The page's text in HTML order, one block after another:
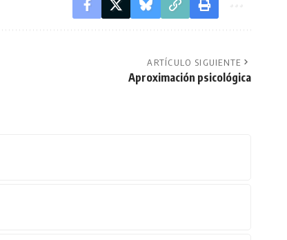
ARTÍCULO SIGUIENTE
Aproximación psicológica